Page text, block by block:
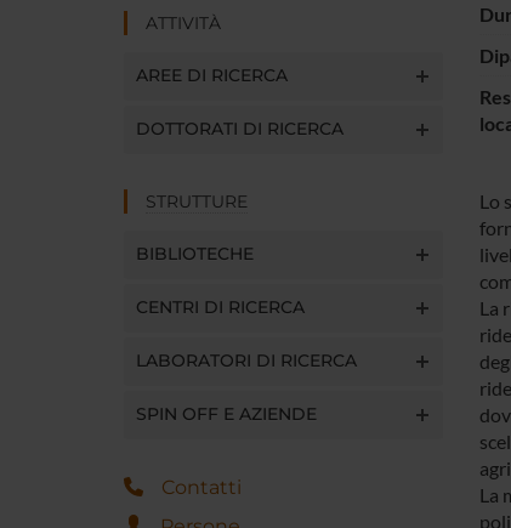
ATTIVITÀ
AREE DI RICERCA
DOTTORATI DI RICERCA
STRUTTURE
BIBLIOTECHE
CENTRI DI RICERCA
LABORATORI DI RICERCA
SPIN OFF E AZIENDE
Contatti
Lo
La
La